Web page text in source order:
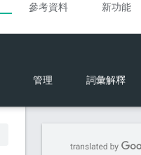
參考資料 新功能
管理 詞彙解釋